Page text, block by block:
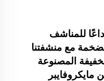
للمناشف
مع منشفتنا
المصنوعة
مايكروفايبر